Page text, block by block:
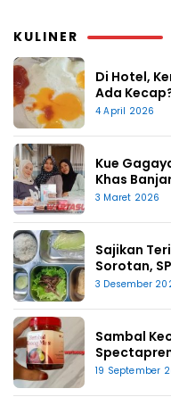
KULINER
Di Hotel,
Ada
4 April 2026
Kue
Khas
3 Maret 2026
Sajikan
Sorotan,
3 Desember
Sambal
19 September